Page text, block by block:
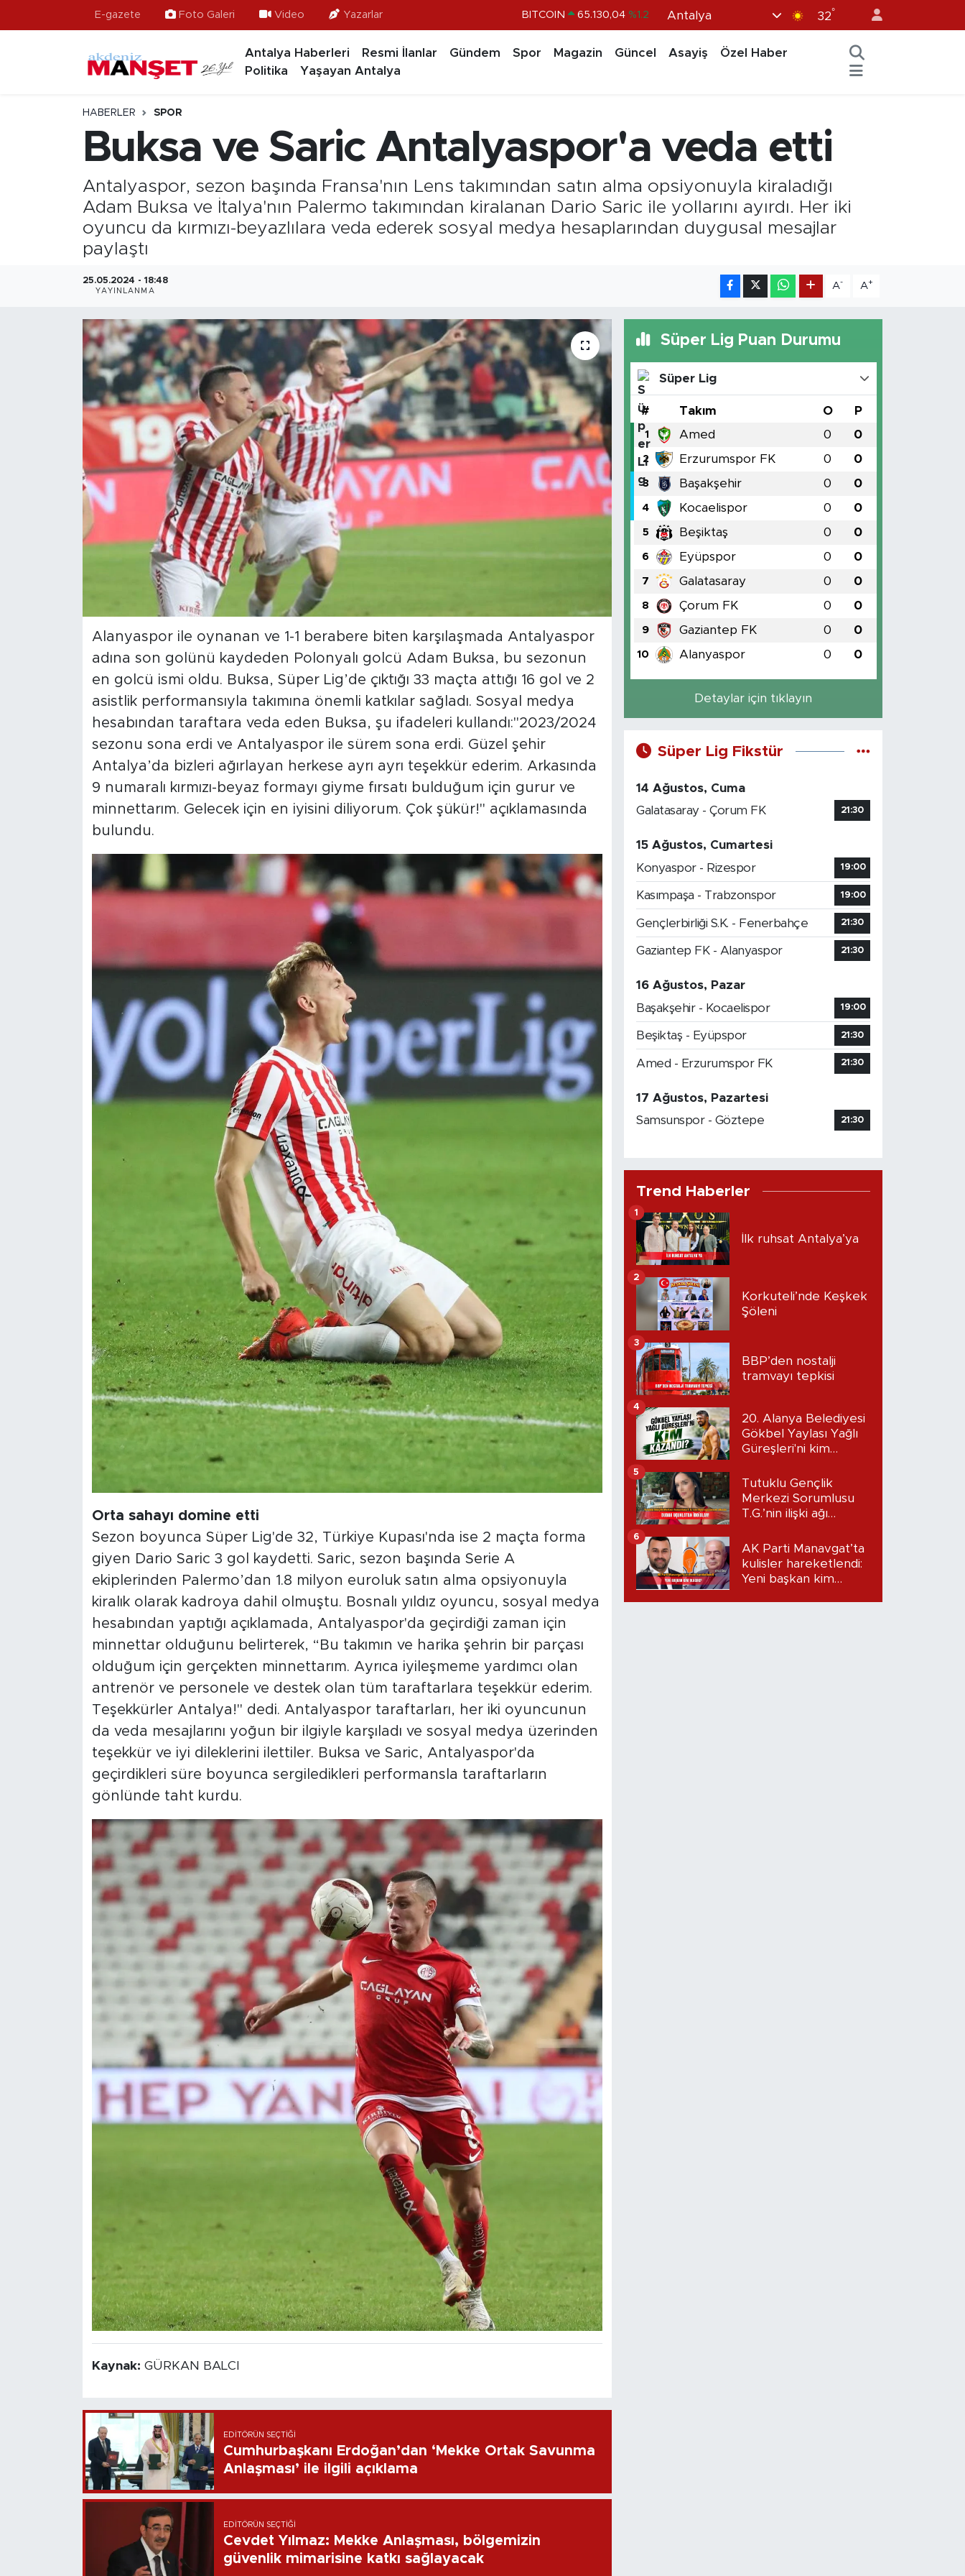
E-gazete Foto Galeri Video Yazarlar DOLAR 47,7106 %0.17
BITCOIN 65.130,04 %1.2
Antalya 32°
Antalya Haberleri Resmi İlanlar Gündem Spor Magazin Güncel Asayiş
Özel Haber
Politika
Yaşayan Antalya
HABERLER SPOR
Buksa ve Saric Antalyaspor'a veda etti
Antalyaspor, sezon başında Fransa'nın Lens takımından satın alma opsiyonuyla kiraladığı
Adam Buksa ve İtalya'nın Palermo takımından kiralanan Dario Saric ile yollarını ayırdı. Her iki
oyuncu da kırmızı-beyazlılara veda ederek sosyal medya hesaplarından duygusal mesajlar
paylaştı
25.05.2024 - 18:48
YAYINLANMA
A- A+
Alanyaspor ile oynanan ve 1-1 berabere biten karşılaşmada Antalyaspor
adına son golünü kaydeden Polonyalı golcü Adam Buksa, bu sezonun
en golcü ismi oldu. Buksa, Süper Lig’de çıktığı 33 maçta attığı 16 gol ve 2
asistlik performansıyla takımına önemli katkılar sağladı. Sosyal medya
hesabından taraftara veda eden Buksa, şu ifadeleri kullandı:"2023/2024
sezonu sona erdi ve Antalyaspor ile sürem sona erdi. Güzel şehir
Antalya’da bizleri ağırlayan herkese ayrı ayrı teşekkür ederim. Arkasında
9 numaralı kırmızı-beyaz formayı giyme fırsatı bulduğum için gurur ve
minnettarım. Gelecek için en iyisini diliyorum. Çok şükür!" açıklamasında
bulundu.
Orta sahayı domine etti
Sezon boyunca Süper Lig'de 32, Türkiye Kupası'nda ise 2 maçta forma
giyen Dario Saric 3 gol kaydetti. Saric, sezon başında Serie A
ekiplerinden Palermo’dan 1.8 milyon euroluk satın alma opsiyonuyla
kiralık olarak kadroya dahil olmuştu. Bosnalı yıldız oyuncu, sosyal medya
hesabından yaptığı açıklamada, Antalyaspor'da geçirdiği zaman için
minnettar olduğunu belirterek, “Bu takımın ve harika şehrin bir parçası
olduğum için gerçekten minnettarım. Ayrıca iyileşmeme yardımcı olan
antrenör ve personele ve destek olan tüm taraftarlara teşekkür ederim.
Teşekkürler Antalya!" dedi. Antalyaspor taraftarları, her iki oyuncunun
da veda mesajlarını yoğun bir ilgiyle karşıladı ve sosyal medya üzerinden
teşekkür ve iyi dileklerini ilettiler. Buksa ve Saric, Antalyaspor'da
geçirdikleri süre boyunca sergiledikleri performansla taraftarların
gönlünde taht kurdu.
Kaynak: GÜRKAN BALCI
EDITÖRÜN SEÇTIĞI
Cumhurbaşkanı Erdoğan’dan ‘Mekke Ortak Savunma
Anlaşması’ ile ilgili açıklama
EDITÖRÜN SEÇTIĞI
Cevdet Yılmaz: Mekke Anlaşması, bölgemizin
güvenlik mimarisine katkı sağlayacak
Süper Lig Puan Durumu
Süper Lig
# Takım O P
1 Amed 0 0
2 Erzurumspor FK 0 0
3 Başakşehir 0 0
4 Kocaelispor 0 0
5 Beşiktaş 0 0
6 Eyüpspor 0 0
7 Galatasaray 0 0
8 Çorum FK 0 0
9 Gaziantep FK 0 0
10 Alanyaspor 0 0
Detaylar için tıklayın
Süper Lig Fikstür
14 Ağustos, Cuma
Galatasaray - Çorum FK
21:30
15 Ağustos, Cumartesi
Konyaspor - Rizespor
19:00
Kasımpaşa - Trabzonspor 19:00
Gençlerbirliği S.K. - Fenerbahçe 21:30
Gaziantep FK - Alanyaspor 21:30
16 Ağustos, Pazar
Başakşehir - Kocaelispor
19:00
Beşiktaş - Eyüpspor 21:30
Amed - Erzurumspor FK 21:30
17 Ağustos, Pazartesi
Samsunspor - Göztepe
21:30
Trend Haberler
İlk ruhsat Antalya’ya
1
Korkuteli’nde Keşkek
Şöleni
2
BBP’den nostalji
tramvayı tepkisi
3
20. Alanya Belediyesi
Gökbel Yaylası Yağlı
Güreşleri'ni kim
4
Tutuklu Gençlik
Merkezi Sorumlusu
T.G.’nin ilişki ağı
Dudak uçuklatan
iddialar!
5
AK Parti Manavgat’ta
kulisler hareketlendi:
Yeni başkan kim
6
Ekonomi
Gündem
Magazin
Özel Haber
Politika
Resmi İlanlar
Hava Durumu
Tüm Manşetler
Son Dakika Haberleri
Haber Arşivi